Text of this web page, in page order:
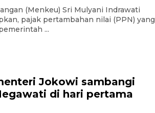
(Menkeu) Sri Mulyani Indrawati
pajak pertambahan nilai (PPN) yang
...
Jokowi sambangi
di hari pertama